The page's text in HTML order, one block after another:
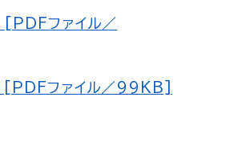
ファイル／
[PDFファイル／99KB]